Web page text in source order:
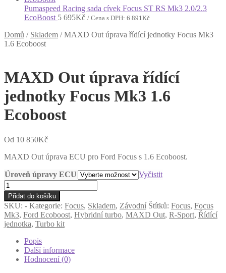
Pumaspeed Racing sada cívek Focus ST RS Mk3 2.0/2.3
EcoBoost 5 695Kč / Cena s DPH: 6 891Kč
Domů / Skladem /MAXD Out úprava řídící jednotky Focus Mk3
1.6 Ecoboost
MAXD Out úprava řídící
jednotky Focus Mk3 1.6
Ecoboost
Od 10 850Kč
MAXD Out úprava ECU pro Ford Focus s 1.6 Ecoboost.
Úroveň úpravy ECU
Vyčistit
MAXD
Out
úprava
řídící
jednotky
Focus
Mk3
Ecoboost
množství
Přidat do košíku
SKU: - Kategorie: Focus, Skladem, Závodní Štítků: Focus, Focus
Mk3, Ford Ecoboost, Hybridní turbo, MAXD Out, R-Sport, Řídící
jednotka, Turbo kit
Popis
Další informace
Hodnocení (0)